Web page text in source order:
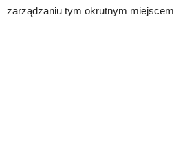
zarządzaniu tym okrutnym